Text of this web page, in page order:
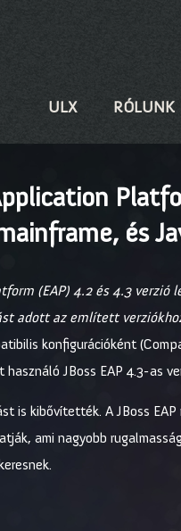
ULX RÓLUNK
és
(EAP) 4.2 és 4.3
adott az említett
konfigurációként
JBoss EAP 4.3-as
is kibővítették. A JBoss
ami nagyobb